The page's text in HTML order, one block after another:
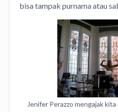
bisa tampak purnama atau
Jenifer Perazzo mengajak